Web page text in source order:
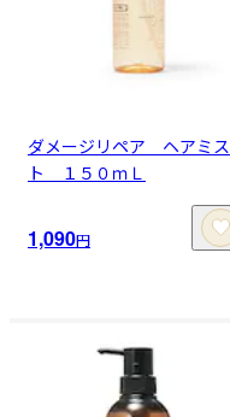
ダメージリペア ヘアミス
ト １５０ｍＬ
1,090円